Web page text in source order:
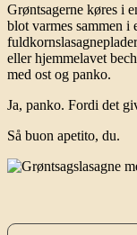
Grøntsagerne køres i
blot varmes sammen i
eller hjemmelavet
med ost og panko.
Ja, panko. Fordi det
Så buon apetito, du.